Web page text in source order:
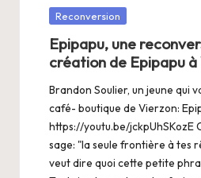
Posté
Reconversion
Epipapu, une
création de Epipapu à
Brandon Soulier, un jeune qui
café- boutique de Vierzon:
https://youtu.be/jckpUhSKozE
sage: "la seule frontière à tes
veut dire quoi cette petite